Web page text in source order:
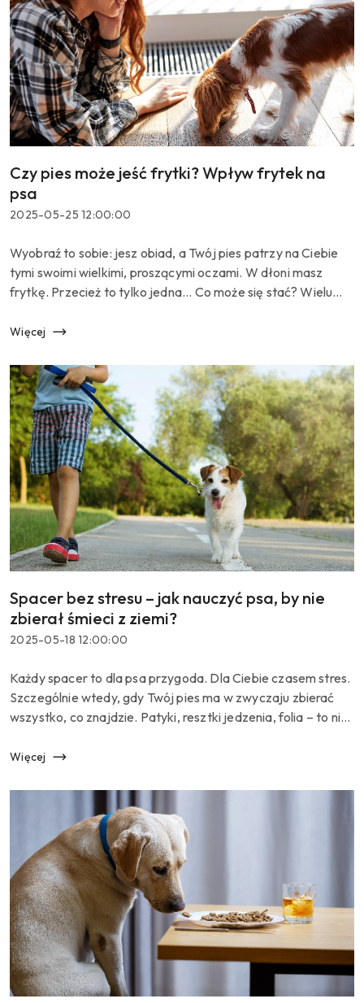
Tytuł
artykułu:
Czy pies może jeść frytki? Wpływ frytek na
psa
Data
2025-05-25 12:00:00
Treść
artykułu:
Wyobraź to sobie: jesz obiad, a Twój pies patrzy na Ciebie
tymi swoimi wielkimi, proszącymi oczami. W dłoni masz
frytkę. Przecież to tylko jedna... Co może się stać? Wielu
rozterki. Dzielen...
Więcej
Tytuł
artykułu:
Spacer bez stresu – jak nauczyć psa, by nie
zbierał śmieci z ziemi?
Data
2025-05-18 12:00:00
Treść
artykułu:
Każdy spacer to dla psa przygoda. Dla Ciebie czasem stres.
Szczególnie wtedy, gdy Twój pies ma w zwyczaju zbierać
wszystko, co znajdzie. Patyki, resztki jedzenia, folia – to nie
Więcej